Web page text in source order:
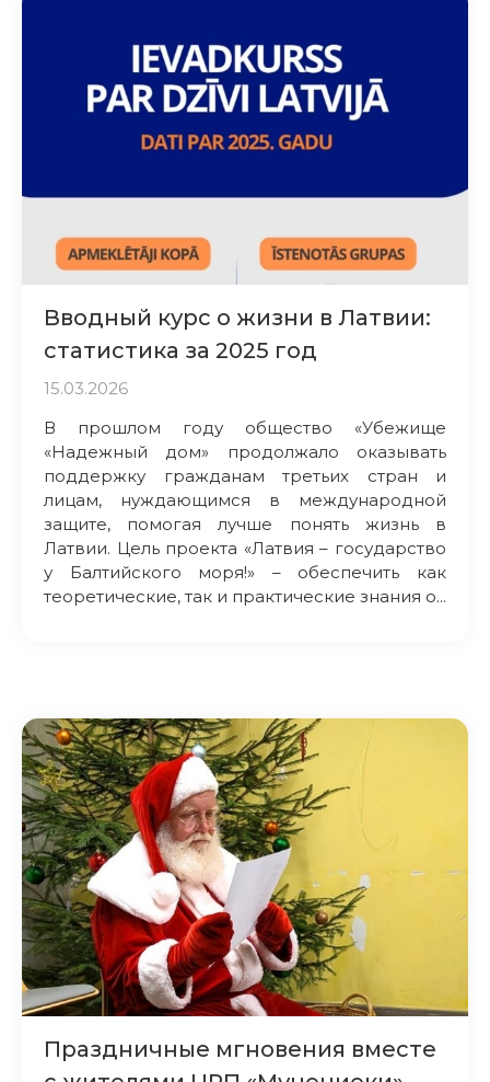
Вводный курс о жизни в Латвии:
статистика за 2025 год
15.03.2026
В прошлом году общество «Убежище
«Надежный дом» продолжало оказывать
поддержку гражданам третьих стран и
лицам, нуждающимся в международной
защите, помогая лучше понять жизнь в
Латвии. Цель проекта «Латвия – государство
у Балтийского моря!» – обеспечить как
теоретические, так и практические знания о...
Праздничные мгновения вместе